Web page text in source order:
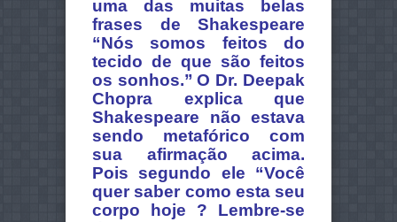
uma das muitas belas
frases de Shakespeare
“Nós somos feitos do
tecido de que são feitos
os sonhos.” O Dr. Deepak
Chopra explica que
Shakespeare não estava
sendo metafórico com
sua afirmação acima.
Pois segundo ele “Você
quer saber como esta seu
corpo hoje ? Lembre-se